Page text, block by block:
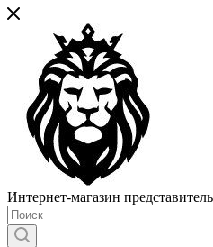
Интернет-магазин